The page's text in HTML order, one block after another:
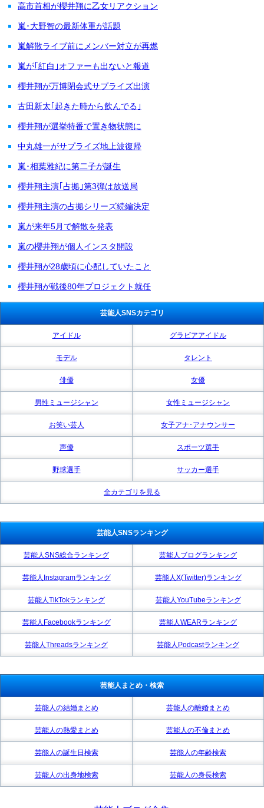
高市首相が櫻井翔に乙女リアクション
嵐･大野智の最新体重が話題
嵐解散ライブ前にメンバー対立が再燃
嵐が｢紅白｣オファーも出ないと報道
櫻井翔が万博閉会式サプライズ出演
古田新太｢起きた時から飲んでる｣
櫻井翔が選挙特番で置き物状態に
中丸雄一がサプライズ地上波復帰
嵐･相葉雅紀に第二子が誕生
櫻井翔主演｢占拠｣第3弾は放送局
櫻井翔主演の占拠シリーズ続編決定
嵐が来年5月で解散を発表
嵐の櫻井翔が個人インスタ開設
櫻井翔が28歳頃に心配していたこと
櫻井翔が戦後80年プロジェクト就任
芸能人SNSカテゴリ
アイドル グラビアアイドル
モデル タレント
俳優 女優
男性ミュージシャン 女性ミュージシャン
お笑い芸人 女子アナ･アナウンサー
声優 スポーツ選手
野球選手 サッカー選手
全カテゴリを見る
芸能人SNSランキング
芸能人SNS総合ランキング 芸能人ブログランキング
芸能人Instagramランキング 芸能人X(Twitter)ランキング
芸能人TikTokランキング 芸能人YouTubeランキング
芸能人Facebookランキング 芸能人WEARランキング
芸能人Threadsランキング 芸能人Podcastランキング
芸能人まとめ・検索
芸能人の結婚まとめ 芸能人の離婚まとめ
芸能人の熱愛まとめ 芸能人の不倫まとめ
芸能人の誕生日検索 芸能人の年齢検索
芸能人の出身地検索 芸能人の身長検索